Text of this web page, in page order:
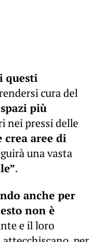
questi
cura del
più
nei pressi delle
aree di
una vasta
.
anche per
non è
e il loro